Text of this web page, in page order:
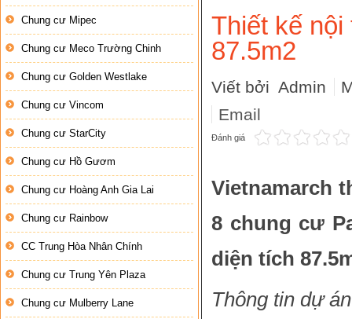
Chung cư Mipec
Chung cư Meco Trường Chinh
Chung cư Golden Westlake
Chung cư Vincom
Chung cư StarCity
Chung cư Hồ Gươm
Chung cư Hoàng Anh Gia Lai
Chung cư Rainbow
CC Trung Hòa Nhân Chính
Chung cư Trung Yên Plaza
Chung cư Mulberry Lane
Thiết kế nội
87.5m2
Viết bởi Admin
Email
Đánh giá
Vietnamarch
8 chung cư
diện tích
Thông tin dự